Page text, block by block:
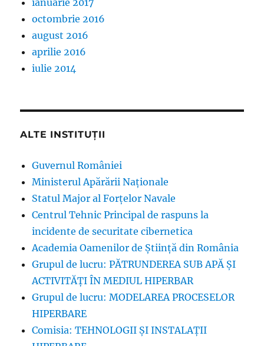
ianuarie 2017
octombrie 2016
august 2016
aprilie 2016
iulie 2014
ALTE INSTITUȚII
Guvernul României
Ministerul Apărării Naționale
Statul Major al Forțelor Navale
Centrul Tehnic Principal de raspuns la
incidente de securitate cibernetica
Academia Oamenilor de Știință din România
Grupul de lucru: PĂTRUNDEREA SUB APĂ ŞI
ACTIVITĂŢI ÎN MEDIUL HIPERBAR
Grupul de lucru: MODELAREA PROCESELOR
HIPERBARE
Comisia: TEHNOLOGII ȘI INSTALAȚII